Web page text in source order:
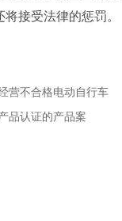
接受法律的惩罚。
营不合格电动自行车
品认证的产品案